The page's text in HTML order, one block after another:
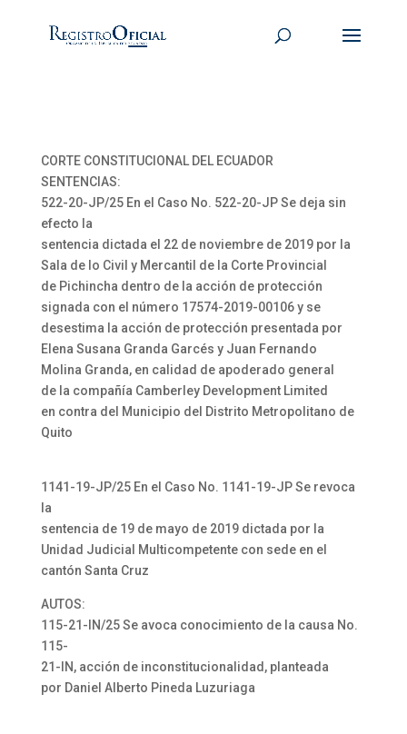
CORTE CONSTITUCIONAL DEL ECUADOR
SENTENCIAS:
522-20-JP/25 En el Caso No. 522-20-JP Se deja sin
efecto la
sentencia dictada el 22 de noviembre de 2019 por la
Sala de lo Civil y Mercantil de la Corte Provincial
de Pichincha dentro de la acción de protección
signada con el número 17574-2019-00106 y se
desestima la acción de protección presentada por
Elena Susana Granda Garcés y Juan Fernando
Molina Granda, en calidad de apoderado general
de la compañía Camberley Development Limited
en contra del Municipio del Distrito Metropolitano de
Quito
1141-19-JP/25 En el Caso No. 1141-19-JP Se revoca
la
sentencia de 19 de mayo de 2019 dictada por la
Unidad Judicial Multicompetente con sede en el
cantón Santa Cruz
AUTOS:
115-21-IN/25 Se avoca conocimiento de la causa No.
115-
21-IN, acción de inconstitucionalidad, planteada
por Daniel Alberto Pineda Luzuriaga